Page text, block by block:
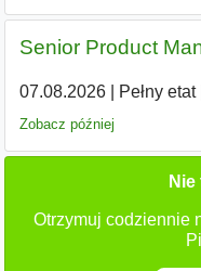
Senior Product
07.08.2026| Pełny etat|
Zobacz później
Otrzymuj codziennie